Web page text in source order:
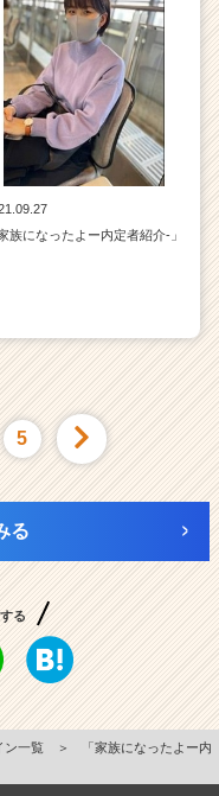
家族になったよー内定者紹介‐」
5
る
る
ン一覧 ＞
「家族になったよー内